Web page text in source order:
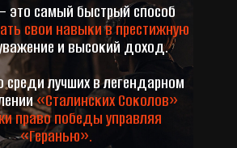
это самый быстрый способ
свои навыки в престижную
и высокий доход.
среди лучших в легендарном
«Сталинских Соколов»
право победы управляя
«Геранью».